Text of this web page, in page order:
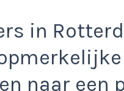
in
naar een